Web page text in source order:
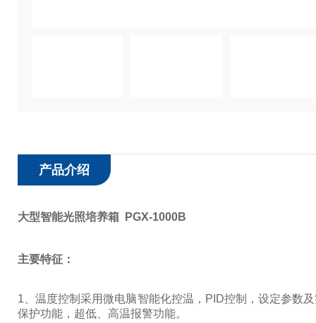
产品介绍
大型智能光照培养箱 PGX-1000B
主要特征：
1 、温度控制采用微电脑智能化控温， PID控制，设定参数
保护功能，超低、高温报警功能。